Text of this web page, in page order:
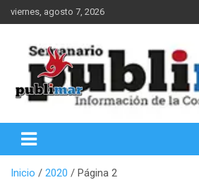
Saltar
al
viernes, agosto 7, 2026
PubliMar
Inicio 2020 Página 2